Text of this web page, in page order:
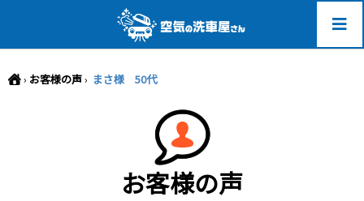
› お客様の声› まさ様 50代
お客様の声